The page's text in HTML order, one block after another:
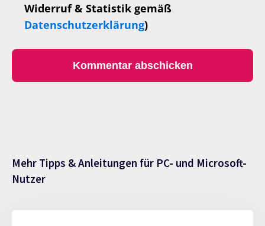
Widerruf & Statistik gemäß
Datenschutzerklärung)
Mehr Tipps & Anleitungen für PC- und Microsoft-
Nutzer